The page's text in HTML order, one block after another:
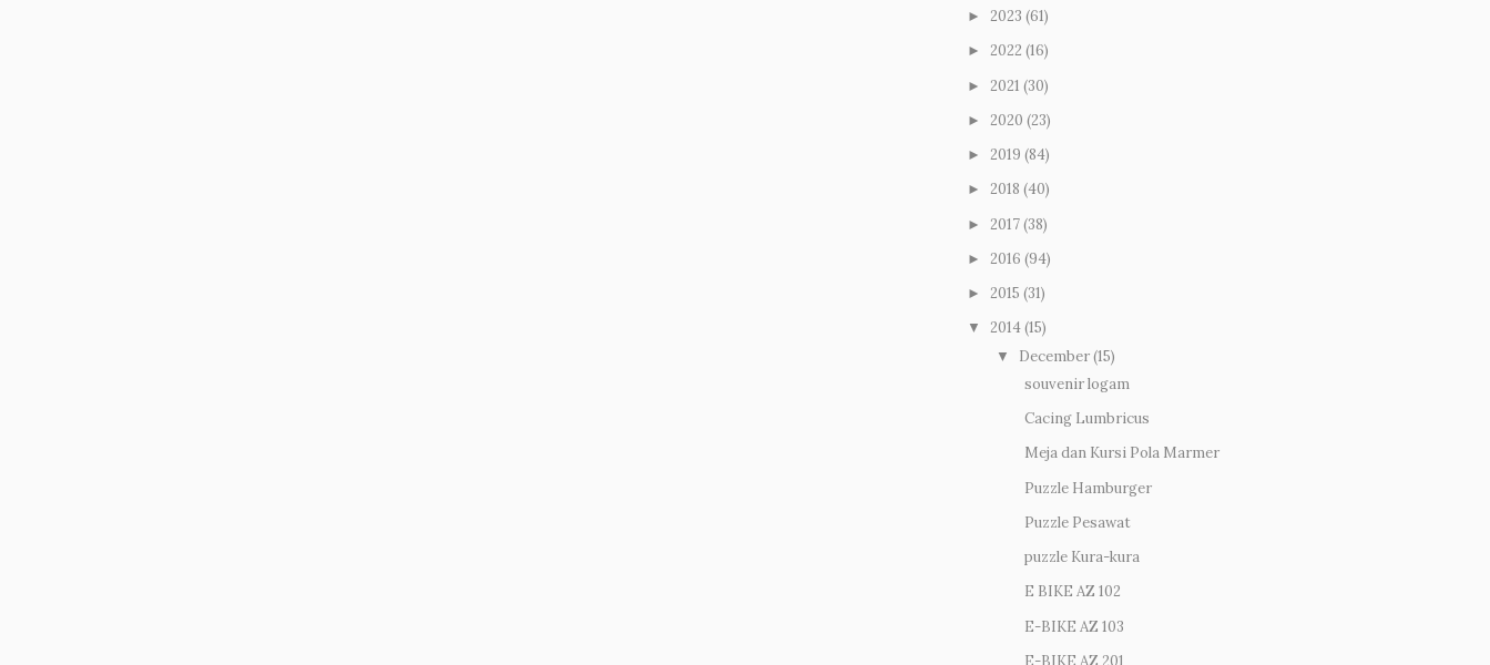
► 2023 (61)
► 2022 (16)
► 2021 (30)
► 2020 (23)
► 2019 (84)
► 2018 (40)
► 2017(38)
► 2016 (94)
► 2015 (31)
▼ 2014(15)
▼ December (15)
souvenir logam
Cacing Lumbricus
Meja dan Kursi Pola Marmer
Puzzle Hamburger
Puzzle Pesawat
puzzle Kura-kura
E BIKE AZ 102
E-BIKE AZ 103
E-BIKE AZ 201